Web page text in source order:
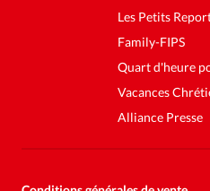
Les Petits
Family-FIPS
Quart d'heure
Vacances
Alliance Presse